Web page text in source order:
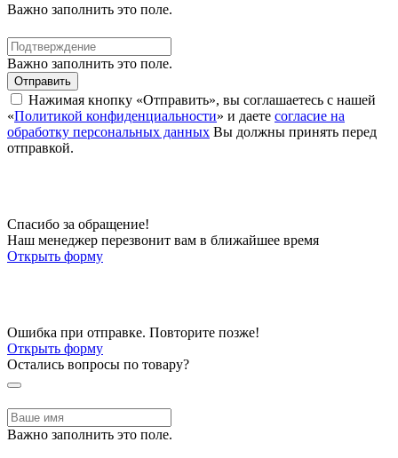
Важно заполнить это поле.
Важно заполнить это поле.
Отправить
Нажимая кнопку «Отправить», вы соглашаетесь с нашей
«Политикой конфиденциальности» и даете согласие на
обработку персональных данных Вы должны принять перед
отправкой.
Спасибо за обращение!
Наш менеджер перезвонит вам в ближайшее время
Открыть форму
Ошибка при отправке. Повторите позже!
Открыть форму
Остались вопросы по товару?
Важно заполнить это поле.